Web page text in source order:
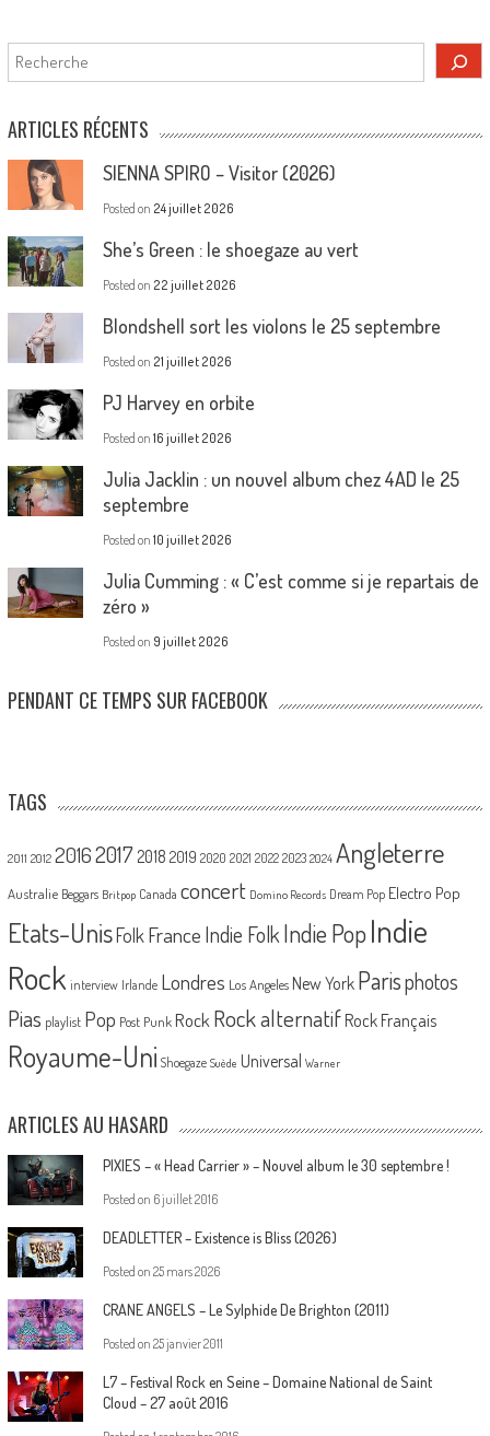
Rechercher
ARTICLES RÉCENTS
SIENNA SPIRO – Visitor (2026)
Posted on 24 juillet 2026
She’s Green : le shoegaze au vert
Posted on 22 juillet 2026
Blondshell sort les violons le 25 septembre
Posted on 21 juillet 2026
PJ Harvey en orbite
Posted on 16 juillet 2026
Julia Jacklin : un nouvel album chez 4AD le 25
septembre
Posted on 10 juillet 2026
Julia Cumming : « C’est comme si je repartais de
zéro »
Posted on 9 juillet 2026
PENDANT CE TEMPS SUR FACEBOOK
TAGS
2011 2012 20162017 2018 2019 2020 2021 2022 2023 2024 Angleterre
Australie Beggars Britpop Canada concert Domino Records Dream Pop Electro Pop
Etats-UnisFolk France Indie Folk Indie PopIndie
Rock interview Irlande Londres Los Angeles New York Parisphotos
Pias playlist Pop Post Punk Rock Rock alternatif Rock Français
Royaume-Uni Shoegaze Suède Universal Warner
ARTICLES AU HASARD
PIXIES – « Head Carrier » – Nouvel album le 30 septembre !
Posted on 6 juillet 2016
DEADLETTER – Existence is Bliss (2026)
Posted on 25 mars 2026
CRANE ANGELS – Le Sylphide De Brighton (2011)
Posted on 25 janvier 2011
L7 – Festival Rock en Seine – Domaine National de Saint
Cloud – 27 août 2016